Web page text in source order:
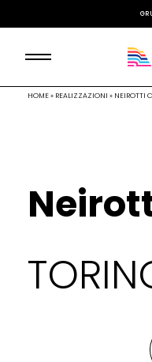
HOME» REALIZZAZIONI » NEIROTTI